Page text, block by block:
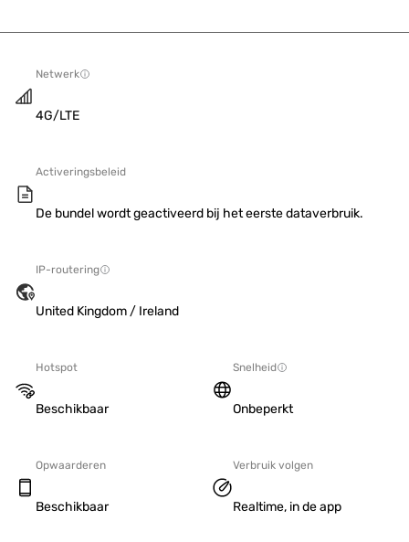
Netwerk
4G/LTE
Activeringsbeleid
De bundel wordt geactiveerd bij het eerste dataverbruik.
IP-routering
United Kingdom / Ireland
Hotspot
Beschikbaar
Snelheid
Onbeperkt
Opwaarderen
Beschikbaar
Verbruik volgen
Realtime, in de app